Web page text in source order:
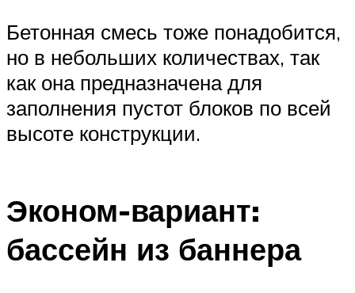
Бетонная смесь тоже понадобится,
но в небольших количествах, так
как она предназначена для
заполнения пустот блоков по всей
высоте конструкции.
Эконом-вариант:
бассейн из баннера